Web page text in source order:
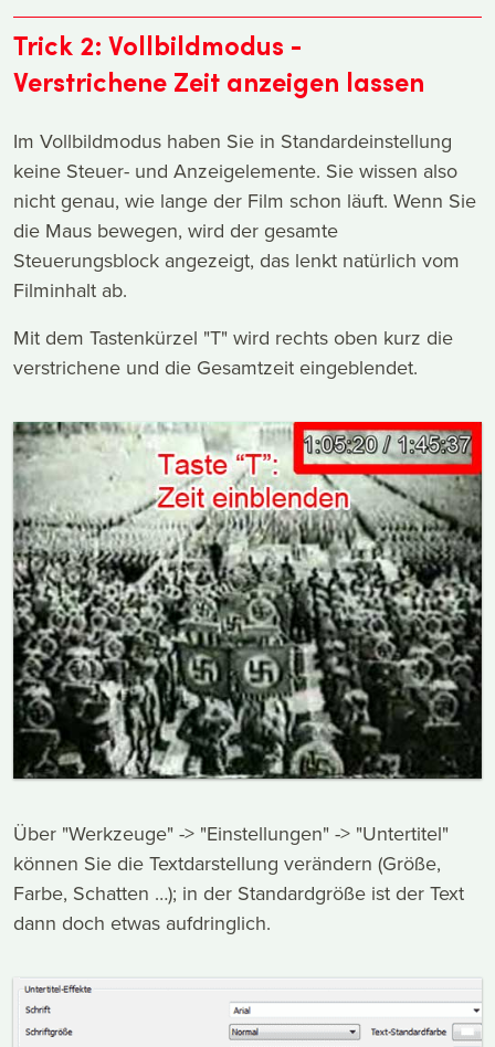
Trick 2: Vollbildmodus -
Verstrichene Zeit anzeigen lassen
Im Vollbildmodus haben Sie in Standardeinstellung
keine Steuer- und Anzeigelemente. Sie wissen also
nicht genau, wie lange der Film schon läuft. Wenn Sie
die Maus bewegen, wird der gesamte
Steuerungsblock angezeigt, das lenkt natürlich vom
Filminhalt ab.
Mit dem Tastenkürzel "T" wird rechts oben kurz die
verstrichene und die Gesamtzeit eingeblendet.
Über "Werkzeuge" -> "Einstellungen" -> "Untertitel"
können Sie die Textdarstellung verändern (Größe,
Farbe, Schatten …); in der Standardgröße ist der Text
dann doch etwas aufdringlich.